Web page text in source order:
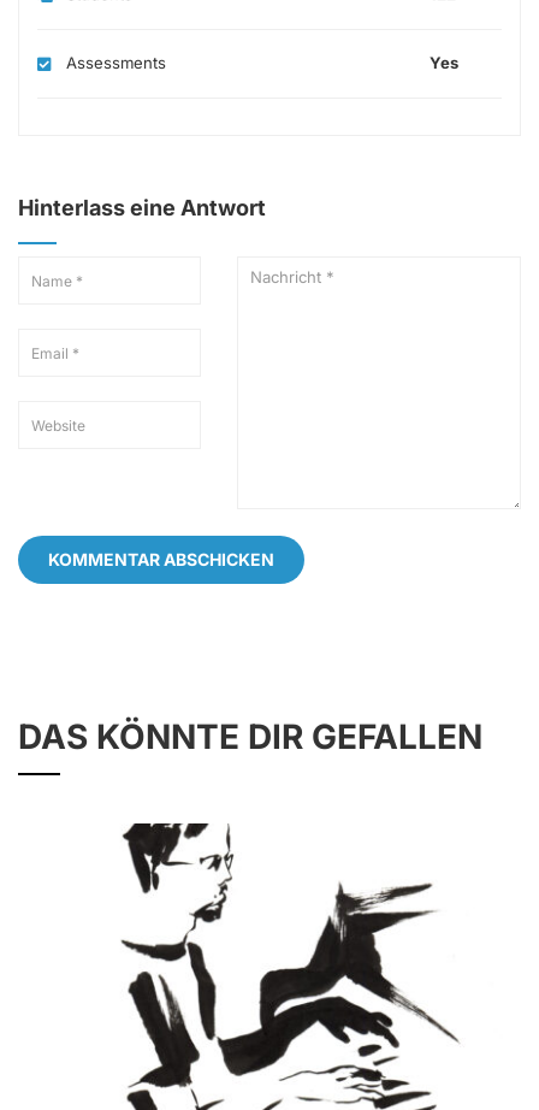
Assessments Yes
Hinterlass eine Antwort
DAS KÖNNTE DIR GEFALLEN